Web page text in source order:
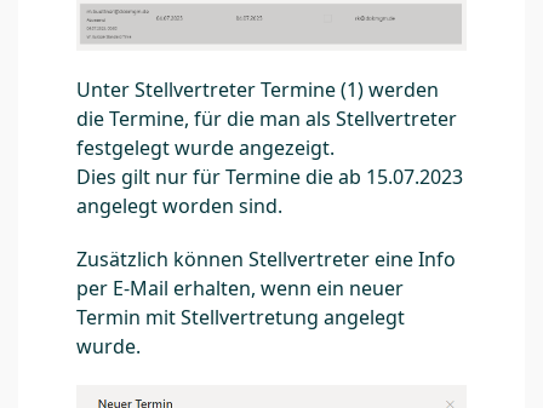
Unter Stellvertreter Termine (1) werden
die Termine, für die man als Stellvertreter
festgelegt wurde angezeigt.
Dies gilt nur für Termine die ab 15.07.2023
angelegt worden sind.
Zusätzlich können Stellvertreter eine Info
per E-Mail erhalten, wenn ein neuer
Termin mit Stellvertretung angelegt
wurde.